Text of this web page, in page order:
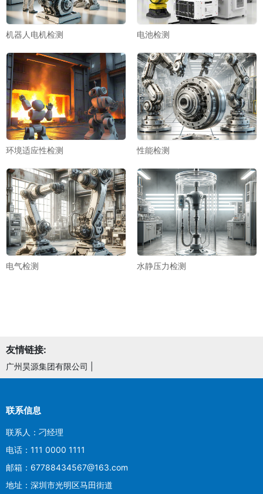
机器人电机检测 电池检测
环境适应性检测 性能检测
电气检测 水静压力检测
友情链接:
广州昊源集团有限公司
联系信息
联系人：刁经理
电话：111 0000 1111
邮箱：67788434567@163.com
地址：深圳市光明区马田街道